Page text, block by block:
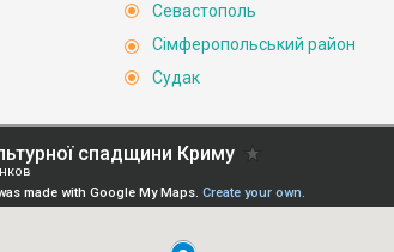
Севастополь
Сімферопольський район
Судак